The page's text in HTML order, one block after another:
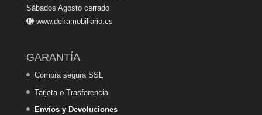
Sábados Agosto cerrado
www.dekamobiliario.es
GARANTÍA
Compra segura SSL
Tarjeta o Trasferencia
Envíos y Devoluciones